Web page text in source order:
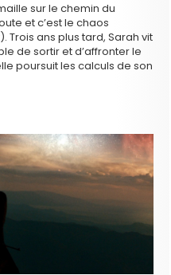
sur le chemin du
et c’est le chaos
Trois ans plus tard, Sarah vit
de sortir et d’affronter le
poursuit les calculs de son